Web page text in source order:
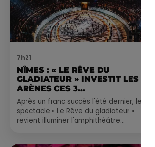
7h21
NÎMES : « LE RÊVE DU
GLADIATEUR » INVESTIT LES
ARÈNES CES 3...
Après un franc succès l'été dernier, le
spectacle « Le Rêve du gladiateur »
revient illuminer l'amphithéâtre